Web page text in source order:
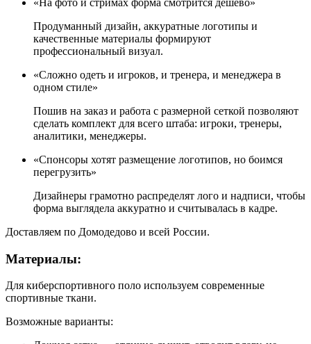
«На фото и стримах форма смотрится дешево»
Продуманный дизайн, аккуратные логотипы и
качественные материалы формируют
профессиональный визуал.
«Сложно одеть и игроков, и тренера, и менеджера в
одном стиле»
Пошив на заказ и работа с размерной сеткой позволяют
сделать комплект для всего штаба: игроки, тренеры,
аналитики, менеджеры.
«Спонсоры хотят размещение логотипов, но боимся
перегрузить»
Дизайнеры грамотно распределят лого и надписи, чтобы
форма выглядела аккуратно и считывалась в кадре.
Доставляем по Домодедово и всей России.
Материалы:
Для киберспортивного поло используем современные
спортивные ткани.
Возможные варианты: